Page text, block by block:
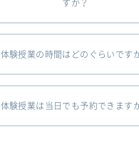
すか？
体験授業の時間はどのぐらいです
体験授業は当日でも予約できます